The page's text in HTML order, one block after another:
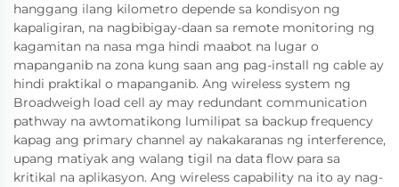
hanggang ilang kilometro depende sa kondisyon ng
kapaligiran, na nagbibigay-daan sa remote monitoring ng
kagamitan na nasa mga hindi maabot na lugar o
mapanganib na zona kung saan ang pag-install ng cable ay
hindi praktikal o mapanganib. Ang wireless system ng
Broadweigh load cell ay may redundant communication
pathway na awtomatikong lumilipat sa backup frequency
kapag ang primary channel ay nakakaranas ng interference,
upang matiyak ang walang tigil na data flow para sa
kritikal na aplikasyon. Ang wireless capability na ito ay nag-